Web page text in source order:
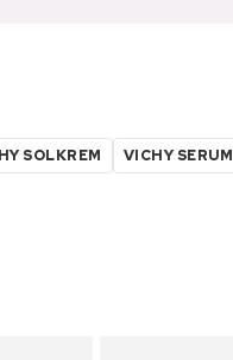
SOLKREM VICHY SERUM